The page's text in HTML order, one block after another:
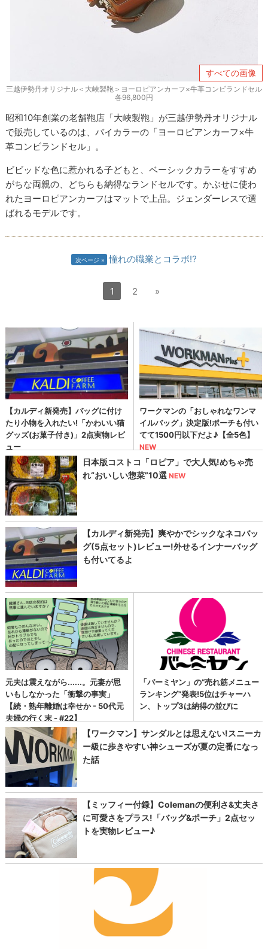
すべての画像
三越伊勢丹オリジナル＜大峽製鞄＞ヨーロピアンカーフ×牛革コンビランドセル
各96,800円
昭和10年創業の老舗鞄店「大峽製鞄」が三越伊勢丹オリジナル
で販売しているのは、バイカラーの「ヨーロピアンカーフ×牛
革コンビランドセル」。
ビビッドな色に惹かれる子どもと、ベーシックカラーをすすめ
がちな両親の、どちらも納得なランドセルです。かぶせに使わ
れたヨーロピアンカーフはマットで上品。ジェンダーレスで選
ばれるモデルです。
次ページ 憧れの職業とコラボ⁉
1 2 »